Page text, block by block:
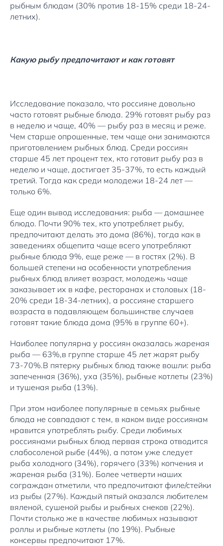
рыбным блюдам (30% против 18-15% среди 18-24-
летних).
Какую рыбу предпочитают и как готовят
Исследование показало, что россияне довольно
часто готовят рыбные блюда. 29% готовят рыбу раз
в неделю и чаще, 40% — рыбу раз в месяц и реже.
Чем старше опрошенные, тем чаще они занимаются
приготовлением рыбных блюд. Среди россиян
старше 45 лет процент тех, кто готовит рыбу раз в
неделю и чаще, достигает 35-37%, то есть каждый
третий. Тогда как среди молодежи 18-24 лет —
только 6%.
Еще один вывод исследования: рыба — домашнее
блюдо. Почти 90% тех, кто употребляет рыбу,
предпочитают делать это дома (86%), тогда как в
заведениях общепита чаще всего употребляют
рыбные блюда 9%, еще реже — в гостях (2%). В
большей степени на особенности употребления
рыбных блюд влияет возраст, молодежь чаще
заказывает их в кафе, ресторанах и столовых (18-
20% среди 18-34-летних), а россияне старшего
возраста в подавляющем большинстве случаев
готовят такие блюда дома (95% в группе 60+).
Наиболее популярна у россиян оказалась жареная
рыба — 63%,в группе старше 45 лет жарят рыбу
73-70%.В пятерку рыбных блюд также вошли: рыба
запеченная (36%), уха (35%), рыбные котлеты (23%)
и тушеная рыба (13%).
При этом наиболее популярные в семьях рыбные
блюда не совпадают с тем, в каком виде россиянам
нравится употреблять рыбу. Среди любимых
россиянами рыбных блюд первая строка отводится
слабосоленой рыбе (44%), а потом уже следует
рыба холодного (34%), горячего (33%) копчения и
жареная рыба (31%). Более четверти наших
сограждан отметили, что предпочитают филе/стейки
из рыбы (27%). Каждый пятый оказался любителем
вяленой, сушеной рыбы и рыбных снеков (22%).
Почти столько же в качестве любимых называют
роллы и рыбные котлеты (по 19%). Рыбные
консервы предпочитают 17%.